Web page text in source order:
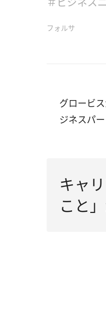
フォルサ
グロービ
ジネスパ
キャ
こと